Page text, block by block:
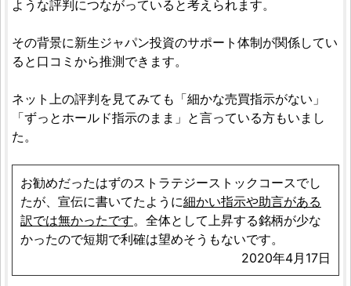
ような評判につながっていると考えられます。
その背景に新生ジャパン投資のサポート体制が関係してい
ると口コミから推測できます。
ネット上の評判を見てみても「細かな売買指示がない」
「ずっとホールド指示のまま」と言っている方もいまし
た。
お勧めだったはずのストラテジーストックコースでし
たが、宣伝に書いてたように細かい指示や助言がある
訳では無かったです。全体として上昇する銘柄が少な
かったので短期で利確は望めそうもないです。
2020年4月17日